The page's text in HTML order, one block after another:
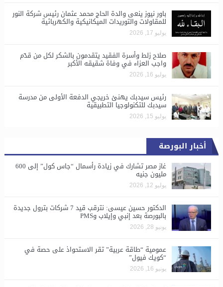
باور نيوز ينعى والدة الحاج محمد عثمان رئيس شركة النور
للمقاولات والتوريدات الميكانيكية والكهربائية
يوليو 17, 2026
صلاح زلط وأسرة الفقيد يتقدمون بالشكر لكل من قدّم
واجب العزاء في وفاة شقيقه الأكبر
يوليو 16, 2026
رئيس سيدبك يهنئ خريجي الدفعة الأولى من مدرسة
سيدبك للتكنولوجيا التطبيقية
يوليو 15, 2026
أخبار البورصة
غاز مصر تشارك في زيادة رأسمال “جاس كول” إلى 600
مليون جنيه
يوليو 12, 2026
الدكتور حسين عيسى: نترقب قيد 7 شركات بترول جديدة
بالبورصة بعد إنبي وإيلاب وPMS
يونيو 28, 2026
​عمومية “طاقة عربية” تقر الاستحواذ على حصة في
“كويك فيول”
يونيو 16, 2026